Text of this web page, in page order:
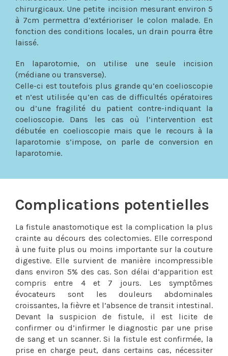
chirurgicaux. Une petite incision mesurant environ 5
à 7cm permettra d’extérioriser le colon malade. En
fonction des conditions locales, un drain pourra être
laissé.
En laparotomie, on utilise une seule incision
(médiane ou transverse).
Celle-ci est toutefois plus grande qu’en coelioscopie
et n’est utilisée qu’en cas de difficultés opératoires
ou d’une fragilité du patient contre-indiquant la
coelioscopie. Dans les cas où l’intervention est
débutée en coelioscopie mais que le recours à la
laparotomie s’impose, on parle de conversion en
laparotomie.
Complications potentielles
La fistule anastomotique est la complication la plus
crainte au décours des colectomies. Elle correspond
à une fuite plus ou moins importante sur la couture
digestive. Elle survient de manière incompressible
dans environ 5% des cas. Son délai d’apparition est
compris entre 4 et 7 jours. Les symptômes
évocateurs sont les douleurs abdominales
croissantes, la fièvre et l’absence de transit intestinal.
Devant la suspicion de fistule, il est licite de
confirmer ou d’infirmer le diagnostic par une prise
de sang et un scanner. Si la fistule est confirmée, la
prise en charge peut, dans certains cas, nécessiter